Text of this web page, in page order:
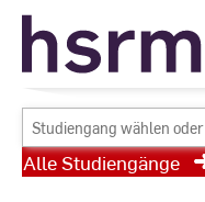
Skip
Content
Dein
Angewandte
Studiengang
wählen
oder
Alle Studiengänge